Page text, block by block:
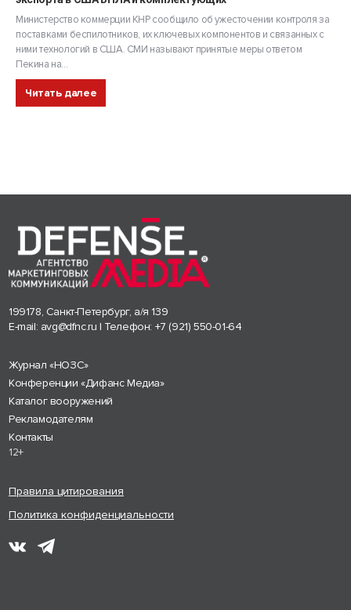
Министерство коммерции КНР сообщило об ужесточении контроля за
поставками беспилотников, их ключевых компонентов и связанных с
ними технологий в США. СМИ называют принятые меры ответом
Пекина на...
Читать далее
199178, Санкт-Петербург, а/я 139
E-mail: avg@dfnc.ru | Телефон: +7 (921) 550-01-64
Журнал «НОЗС»
Конференции «Дифанс Медиа»
Каталог вооружений
Рекламодателям
Контакты
12+
Правила цитирования
Политика конфиденциальности